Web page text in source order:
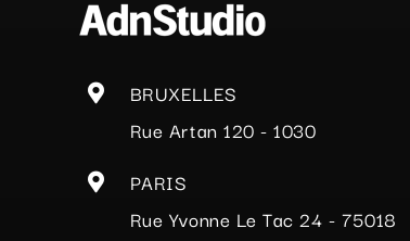
BRUXELLES
Rue Artan 120 - 1030
PARIS
Rue Yvonne Le Tac 24 - 75018